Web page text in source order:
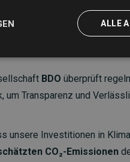
BDO überprüft
um Transparenz und
unsere Investitionen in
CO₂-Emissionen
ALLE